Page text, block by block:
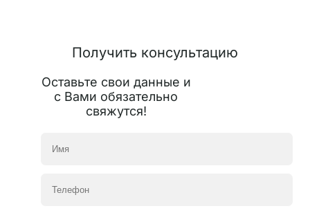
Получить консультацию
Оставьте свои данные и
с Вами обязательно
свяжутся!